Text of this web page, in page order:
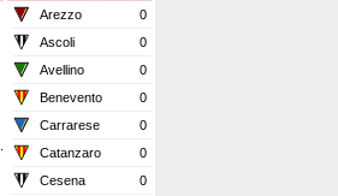
Arezzo
0
Ascoli
0
Avellino
0
Benevento
0
Carrarese
0
Catanzaro
0
Cesena
0